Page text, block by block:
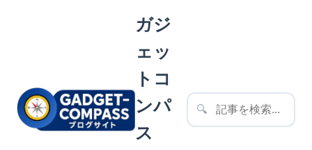
ガジ
ェッ
トコ
ンパ
ス
🔍